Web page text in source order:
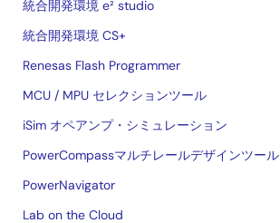
統合開発環境 e² studio
統合開発環境 CS+
Renesas Flash Programmer
MCU / MPU セレクションツール
iSim オペアンプ・シミュレーション
PowerCompassマルチレールデザインツール
PowerNavigator
Lab on the Cloud